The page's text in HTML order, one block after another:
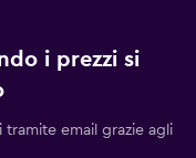
i prezzi si
email grazie agli